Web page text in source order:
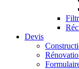
Devis